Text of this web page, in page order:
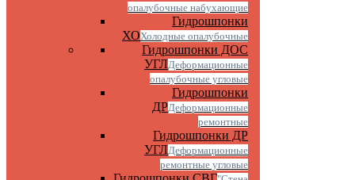
опалубочные набухающие
Гидрошпонки
ХОХолодные опалубочные
Гидрошпонки ДОС
УГЛДеформационные
опалубочные угловые
Гидрошпонки
ДРДеформационные
ремонтные
Гидрошпонки ДР
УГЛДеформационные
ремонтные угловые